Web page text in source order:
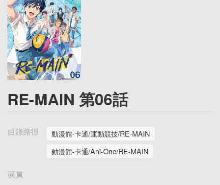
RE-MAIN 第06話
目錄路徑
動漫館-卡通/運動競技/RE-MAIN
動漫館-卡通/Ani-One/RE-MAIN
演員